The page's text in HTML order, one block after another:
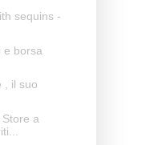
sequins -
e borsa
, il suo
a